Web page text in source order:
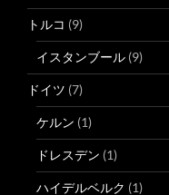
トルコ (9)
イスタンブール (9)
ドイツ (7)
ケルン (1)
ドレスデン (1)
ハイデルベルク (1)